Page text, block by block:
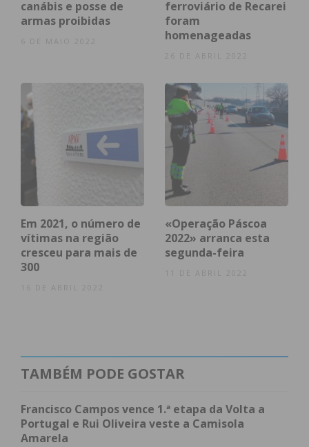
Eu li e concordo com ostermos e
condições
canábis e posse de
armas proibidas
6 DE MAIO 2022
ferroviário de Recarei
foram
homenageadas
26 DE ABRIL 2022
Em 2021, o número de
vítimas na região
cresceu para mais de
300
16 DE ABRIL 2022
«Operação Páscoa
2022» arranca esta
segunda-feira
11 DE ABRIL 2022
TAMBÉM PODE GOSTAR
Francisco Campos vence 1.ª etapa da Volta a
Portugal e Rui Oliveira veste a Camisola
Amarela